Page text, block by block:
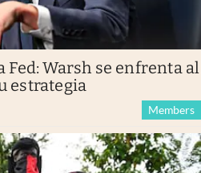
Fed: Warsh se enfrenta al
estrategia
Members